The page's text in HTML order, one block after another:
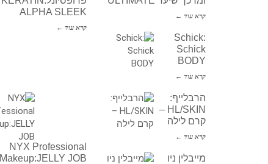
ALPHA SLEEK
קרא עוד ←
קרא עוד ←
Schick:
Schick
BODY
קרא עוד ←
NYX Professional
Makeup:JELLY JOB
הרבלייף:
HL/SKIN –
קרם לילה
קרא עוד ←
מייבלין ניו